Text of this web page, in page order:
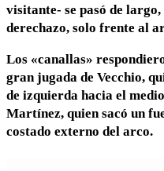
visitante- se pasó de
derechazo, solo frente al
Los «canallas»
gran jugada de Vecchio,
de izquierda hacia el
Martínez, quien sacó un
costado externo del arco.